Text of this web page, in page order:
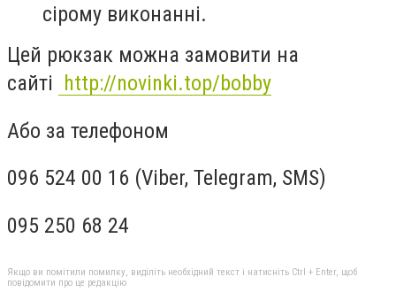
сірому виконанні.
Цей рюкзак можна замовити на
сайті
http://novinki.top/bobby
Або за телефоном
096 524 00 16 (Viber, Telegram, SMS)
095 250 68 24
Якщо ви помітили помилку, виділіть необхідний текст і натисніть Ctrl + Enter, щоб
повідомити про це редакцію